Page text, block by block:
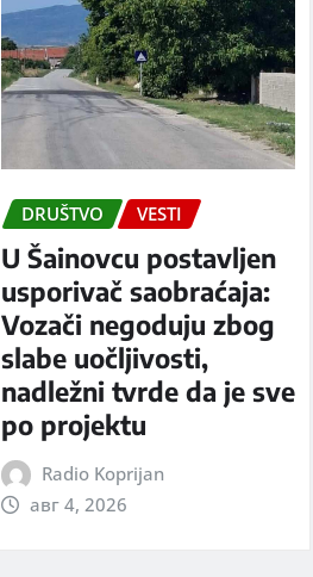
DRUŠTVO VESTI
U Šainovcu postavljen
usporivač saobraćaja:
Vozači negoduju zbog
slabe uočljivosti,
nadležni tvrde da je sve
po projektu
Radio Koprijan
авг 4, 2026